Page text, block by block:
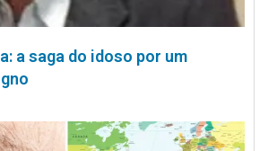
a saga do idoso por um